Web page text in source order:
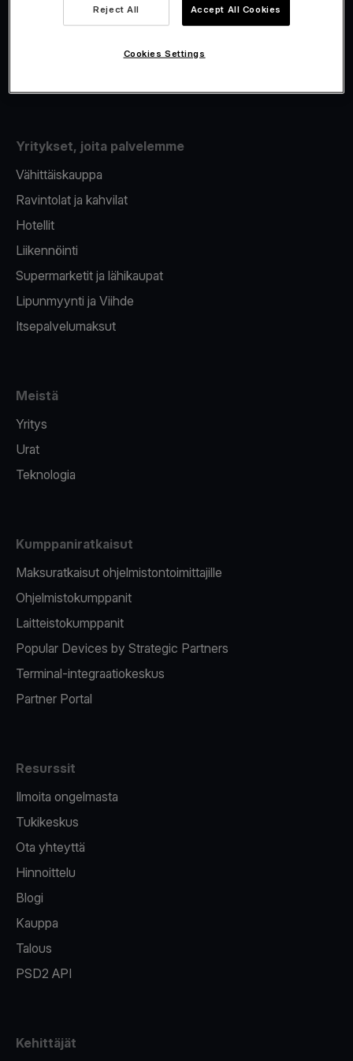
Fiskalisointi
Korttien myöntäminen
Yritykset, joita palvelemme
Vähittäiskauppa
Ravintolat ja kahvilat
Hotellit
Liikennöinti
Supermarketit ja lähikaupat
Lipunmyynti ja Viihde
Itsepalvelumaksut
Meistä
Yritys
Urat
Teknologia
Kumppaniratkaisut
Maksuratkaisut ohjelmistontoimittajille
Ohjelmistokumppanit
Laitteistokumppanit
Popular Devices by Strategic Partners
Terminal-integraatiokeskus
Partner Portal
Resurssit
Ilmoita ongelmasta
Tukikeskus
Ota yhteyttä
Hinnoittelu
Blogi
Kauppa
Talous
PSD2 API
Kehittäjät
Reject All Accept All Cookies
Cookies Settings